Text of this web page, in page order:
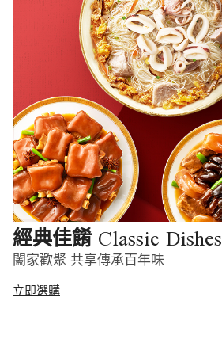
經典佳餚 Classic Dishes
闔家歡聚 共享傳承百年味
立即選購